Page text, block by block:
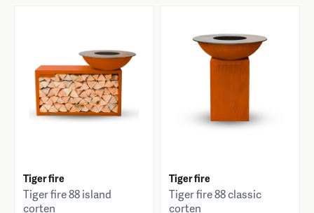
Tiger fire
Tiger fire 88 island
corten
Tiger fire
Tiger fire 88 classic
corten